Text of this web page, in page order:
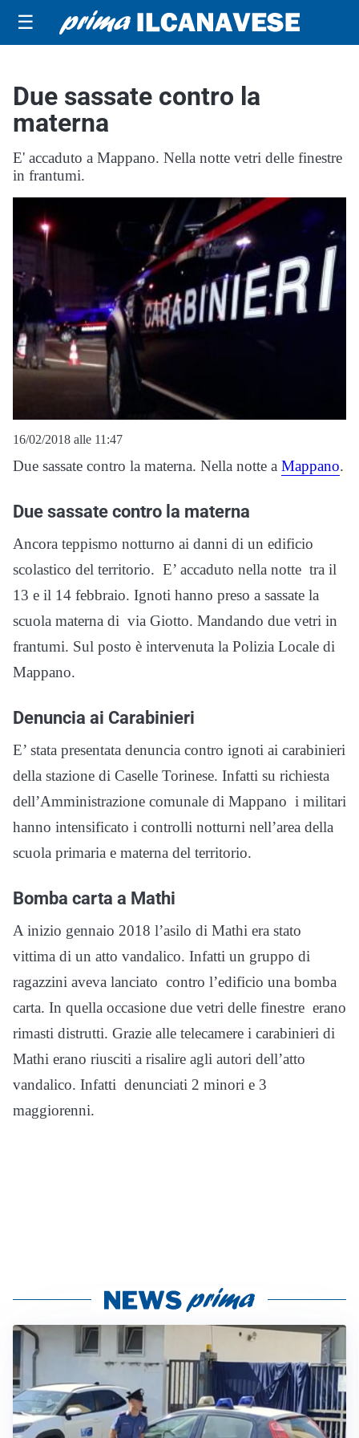
☰
Due sassate contro la
materna
E' accaduto a Mappano. Nella notte vetri delle finestre
in frantumi.
16/02/2018 alle 11:47
Due sassate contro la materna. Nella notte a Mappano.
Due sassate contro la materna
Ancora teppismo notturno ai danni di un edificio
scolastico del territorio. E’ accaduto nella notte tra il
13 e il 14 febbraio. Ignoti hanno preso a sassate la
scuola materna di via Giotto. Mandando due vetri in
frantumi. Sul posto è intervenuta la Polizia Locale di
Mappano.
Denuncia ai Carabinieri
E’ stata presentata denuncia contro ignoti ai carabinieri
della stazione di Caselle Torinese. Infatti su richiesta
dell’Amministrazione comunale di Mappano i militari
hanno intensificato i controlli notturni nell’area della
scuola primaria e materna del territorio.
Bomba carta a Mathi
A inizio gennaio 2018 l’asilo di Mathi era stato
vittima di un atto vandalico. Infatti un gruppo di
ragazzini aveva lanciato contro l’edificio una bomba
carta. In quella occasione due vetri delle finestre erano
rimasti distrutti. Grazie alle telecamere i carabinieri di
Mathi erano riusciti a risalire agli autori dell’atto
vandalico. Infatti denunciati 2 minori e 3
maggiorenni.